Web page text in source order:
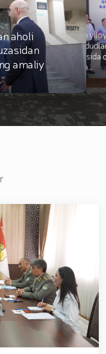
aholi
amaliy
25 Jul 2026
Namangan
chekka
shaharchasida
ixtisoslash...